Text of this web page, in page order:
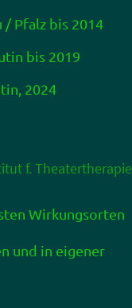
/ Pfalz bis 2014
bis 2019
2024
f. Theatertherapie
Wirkungsorten
und in eigener